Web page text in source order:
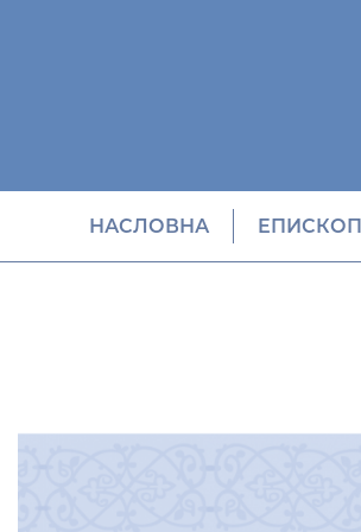
НАСЛОВНА EПИСКОП